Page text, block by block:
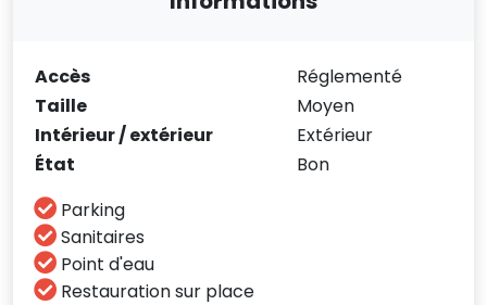
Accès
Réglementé
Taille
Moyen
Intérieur / extérieur
Extérieur
État
Bon
Parking
Sanitaires
Point d'eau
Restauration sur place